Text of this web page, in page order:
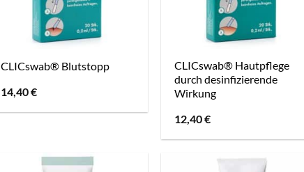
CLICswab® Blutstopp
14,40€
CLICswab® Hautpflege
durch desinfizierende
Wirkung
12,40€